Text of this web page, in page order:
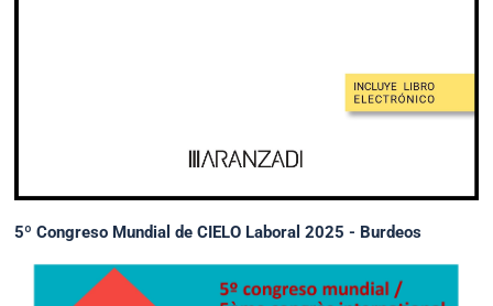
5º Congreso Mundial de CIELO Laboral 2025 - Burdeos